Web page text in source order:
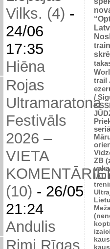
Vilks. (4) -
24/06
17:35
Hiēna
Rojas
Ultramaratona
Festivāls
2026 –
VIETA
(10) - 26/05
21:24
Andulis
Rimi Rīgas
trail
/
ZB
IAU